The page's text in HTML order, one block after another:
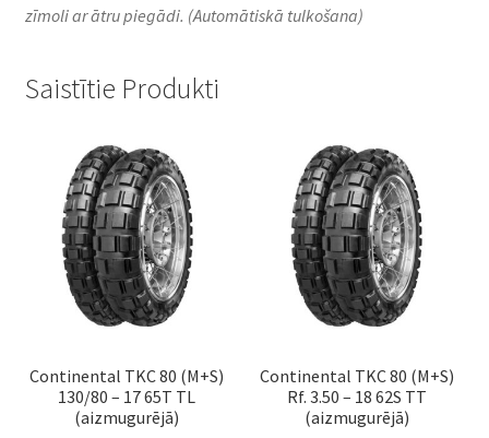
zīmoli ar ātru piegādi. (Automātiskā tulkošana)
Saistītie Produkti
Continental TKC 80 (M+S)
130/80 – 17 65T TL
(aizmugurējā)
Continental TKC 80 (M+S)
Rf. 3.50 – 18 62S TT
(aizmugurējā)